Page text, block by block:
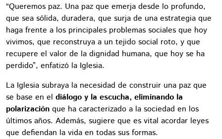
“Queremos paz. Una paz que emerja desde lo profundo,
que sea sólida, duradera, que surja de una estrategia que
haga frente a los principales problemas sociales que hoy
vivimos, que reconstruya a un tejido social roto, y que
recupere el valor de la dignidad humana, que hoy se ha
perdido”, enfatizó la Iglesia.
La Iglesia subraya la necesidad de construir una paz que
se base en el diálogo y la escucha, eliminando la
polarización que ha caracterizado a la sociedad en los
últimos años. Además, sugiere que es vital acordar leyes
que defiendan la vida en todas sus formas.